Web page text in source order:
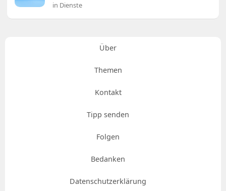
in Dienste
Über
Themen
Kontakt
Tipp senden
Folgen
Bedanken
Datenschutzerklärung